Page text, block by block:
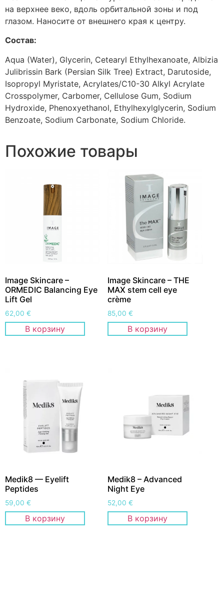
на верхнее веко, вдоль орбитальной зоны и под
глазом. Наносите от внешнего края к центру.
Состав:
Aqua (Water), Glycerin, Cetearyl Ethylhexanoate, Albizia
Julibrissin Bark (Persian Silk Tree) Extract, Darutoside,
Isopropyl Myristate, Acrylates/C10-30 Alkyl Acrylate
Crosspolymer, Carbomer, Cellulose Gum, Sodium
Hydroxide, Phenoxyethanol, Ethylhexylglycerin, Sodium
Benzoate, Sodium Carbonate, Sodium Chloride.
Похожие товары
Image Skincare –
ORMEDIC Balancing Eye
Lift Gel
62,00 €
В корзину
Image Skincare – THE
MAX stem cell eye
crème
85,00€
В корзину
Medik8 — Eyelift
Peptides
59,00 €
В корзину
Medik8 – Advanced
Night Eye
52,00€
В корзину